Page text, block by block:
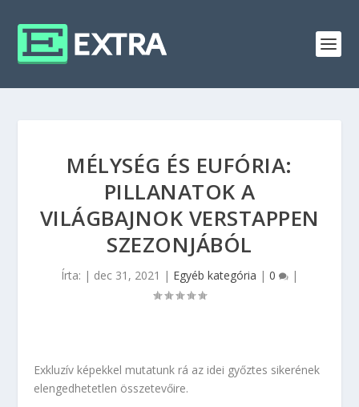
MÉLYSÉG ÉS EUFÓRIA:
PILLANATOK A
VILÁGBAJNOK VERSTAPPEN
SZEZONJÁBÓL
Írta: | dec 31, 2021 | Egyéb kategória | 0 |
Exkluzív képekkel mutatunk rá az idei győztes sikerének
elengedhetetlen összetevőire.